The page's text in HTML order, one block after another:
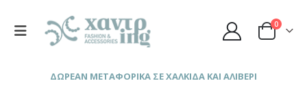
0
ΔΩΡΕΑΝ ΜΕΤΑΦΟΡΙΚΑ ΣΕ ΧΑΛΚΙΔΑ ΚΑΙ ΑΛΙΒΕΡΙ